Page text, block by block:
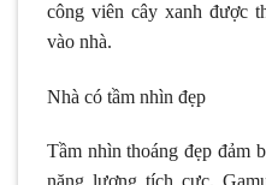
công viên cây xanh được
vào nhà.
Nhà có tầm nhìn đẹp
Tầm nhìn thoáng đẹp đảm